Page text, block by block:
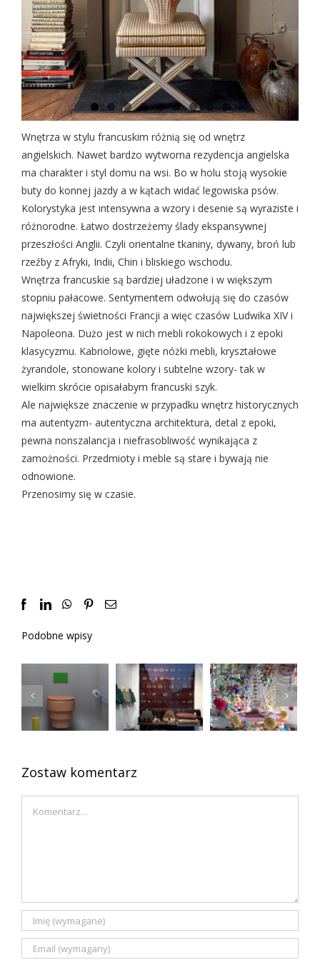
Wnętrza w stylu francuskim różnią się od wnętrz
angielskich. Nawet bardzo wytworna rezydencja angielska
ma charakter i styl domu na wsi. Bo w holu stoją wysokie
buty do konnej jazdy a w kątach widać legowiska psów.
Kolorystyka jest intensywna a wzory i desenie są wyraziste i
różnorodne. Łatwo dostrzeżemy ślady ekspansywnej
przeszłości Anglii. Czyli orientalne tkaniny, dywany, broń lub
rzeźby z Afryki, Indii, Chin i bliskiego wschodu.
Wnętrza francuskie są bardziej uładzone i w większym
stopniu pałacowe. Sentymentem odwołują się do czasów
największej świetności Francji a więc czasów Ludwika XIV i
Napoleona. Dużo jest w nich mebli rokokowych i z epoki
klasycyzmu. Kabriolowe, gięte nóżki mebli, kryształowe
żyrandole, stonowane kolory i subtelne wzory- tak w
wielkim skrócie opisałabym francuski szyk.
Ale największe znaczenie w przypadku wnętrz historycznych
ma autentyzm- autentyczna architektura, detal z epoki,
pewna nonszalancja i niefrasobliwość wynikająca z
zamożności. Przedmioty i meble są stare i bywają nie
odnowione.
Przenosimy się w czasie.
Facebook
LinkedInWhatsApp
PinterestEmail
Podobne wpisy
Kolorowa
łazienka
Zawsze
młode
przedmioty
vintage
czyli
zaginiona
polska
sztuka
Zostaw komentarz